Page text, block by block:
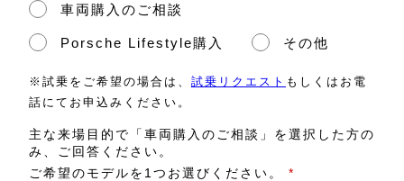
車両購入のご相談
Porsche Lifestyle購入 その他
※試乗をご希望の場合は、 試乗リクエスト もしくはお電
話にてお申込みください。
主な来場目的で「車両購入のご相談」を選択した方の
み、ご回答ください。
ご希望のモデルを1つお選びください。 *